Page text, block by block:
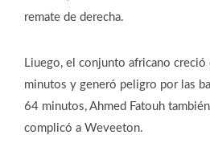
remate de derecha.
Liuego, el conjunto africano creció
minutos y generó peligro por las
64 minutos, Ahmed Fatouh
complicó a Weveeton.